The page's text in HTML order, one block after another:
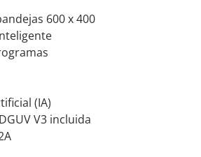
600 x 400
(IA)
V3 incluida